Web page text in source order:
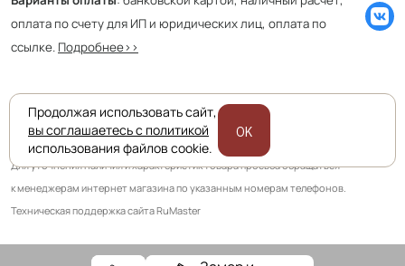
оплата по счету для ИП и юридических лиц, оплата по
ссылке. Подробнее>>
Приведенная на сайте информация не является публичной офертой
и носит информационно ознакомительный характер.
Для уточнения наличия и характеристик товара просьба обращаться
к менеджерам интернет магазина по указанным номерам телефонов.
Техническая поддержка сайта RuMaster
Продолжая использовать сайт,
вы соглашаетесь с политикой
использования файлов cookie.
OK